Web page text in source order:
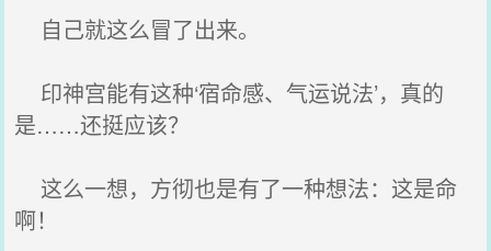
自己就这么冒了出来。
印神宫能有这种‘宿命感、气运说法’，真的
是……还挺应该？
这么一想，方彻也是有了一种想法：这是命
啊！